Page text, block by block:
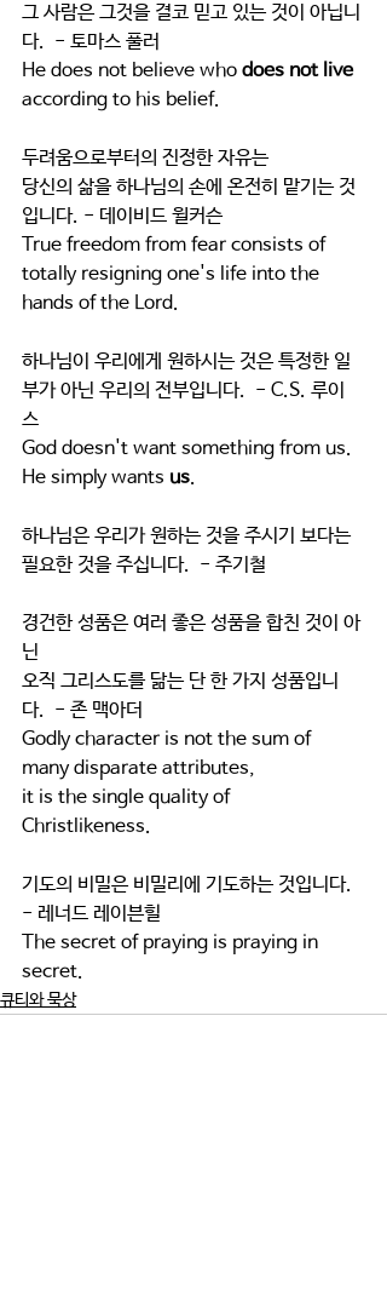
그 사람은 그것을 결코 믿고 있는 것이 아닙니
다.  - 토마스 풀러
He does not believe who does not live
according to his belief.
두려움으로부터의 진정한 자유는
당신의 삶을 하나님의 손에 온전히 맡기는 것
입니다. - 데이비드 윌커슨
True freedom from fear consists of
totally resigning one's life into the
hands of the Lord.
하나님이 우리에게 원하시는 것은 특정한 일
부가 아닌 우리의 전부입니다.  - C.S. 루이
스
God doesn't want something from us.
He simply wants us.
하나님은 우리가 원하는 것을 주시기 보다는
필요한 것을 주십니다.  - 주기철
경건한 성품은 여러 좋은 성품을 합친 것이 아
닌
오직 그리스도를 닮는 단 한 가지 성품입니
다.  - 존 맥아더
Godly character is not the sum of
many disparate attributes,
it is the single quality of
Christlikeness.
기도의 비밀은 비밀리에 기도하는 것입니다.
- 레너드 레이븐힐
The secret of praying is praying in
secret.
큐티와 묵상